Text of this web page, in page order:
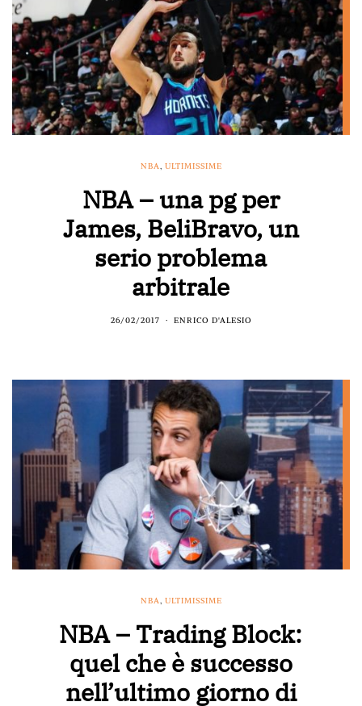
NBA, ULTIMISSIME
NBA – una pg per
James, BeliBravo, un
serio problema
arbitrale
26/02/2017 ENRICO D'ALESIO
NBA, ULTIMISSIME
NBA – Trading Block:
quel che è successo
nell’ultimo giorno di